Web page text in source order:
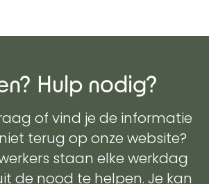
Hulp nodig?
of vind je de informatie
terug op onze website?
staan elke werkdag
de nood te helpen. Je kan